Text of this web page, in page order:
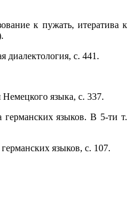
к пужать, итератива к
с. 441.
языка, с. 337.
германских языков. В 5-ти т.
языков, с. 107.